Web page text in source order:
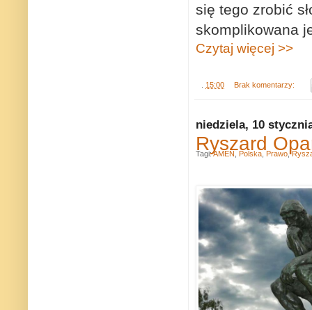
się tego zrobić
skomplikowana
Czytaj więcej >>
15:00 Brak komentarzy:
niedziela, 10
Ryszard
Tagi:AMEN Polska Prawo,